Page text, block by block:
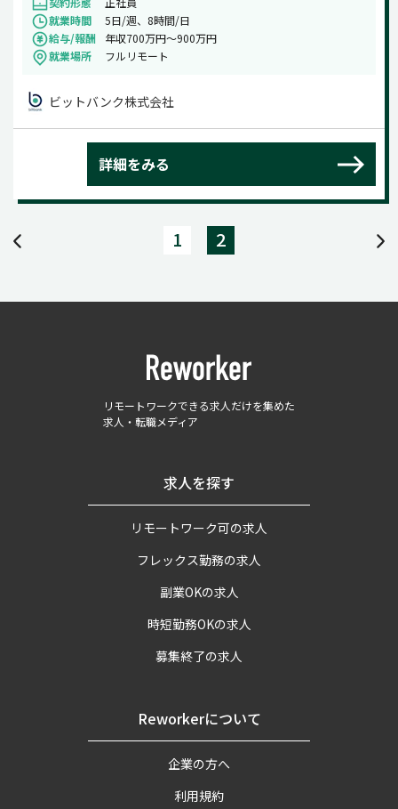
就業時間
5日/週、8時間/日
給与/報酬
年収700万円～900万円
就業場所
フルリモート
ビットバンク株式会社
詳細をみる
1 2
リモートワークできる求人だけを集めた
求人・転職メディア
求人を探す
リモートワーク可の求人
フレックス勤務の求人
副業OKの求人
時短勤務OKの求人
募集終了の求人
Reworkerについて
企業の方へ
利用規約